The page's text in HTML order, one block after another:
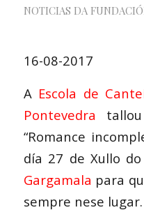
NOTICIAS DA
16-08-2017
A Escola de
Pontevedra
“Romance
día 27 de Xullo
Gargamala para
sempre nese lugar.